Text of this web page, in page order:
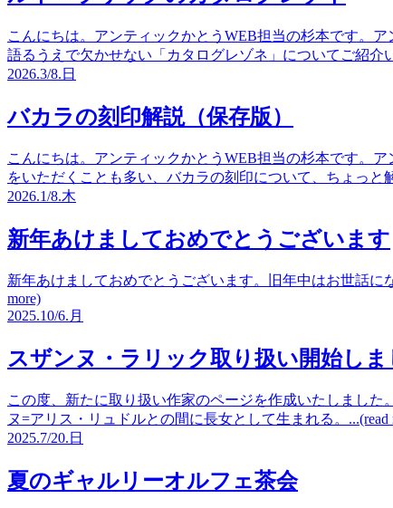
こんにちは。アンティックかとうWEB担当の杉本です。
語るうえで欠かせない「カタログレゾネ」についてご紹介
2026.3/8. 日
バカラの刻印解説（保存版）
こんにちは。アンティックかとうWEB担当の杉本です。
をいただくことも多い、バカラの刻印について、ちょっと
2026.1/8.木
新年あけましておめでとうございます
新年あけましておめでとうございます。旧年中はお世話
more)
2025.10/6. 月
スザンヌ・ラリック取り扱い開始しま
この度、新たに取り扱い作家のページを作成いたし
ヌ=アリス・リュドルとの間に長女として生まれる。...(read
2025.7/20. 日
夏のギャルリーオルフェ茶会